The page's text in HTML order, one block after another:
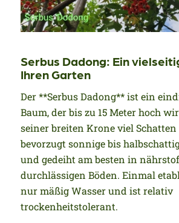
Serbus Dadong: Ein
Ihren Garten
Der **Serbus Dadong** ist ein
Baum, der bis zu 15 Meter hoch
seiner breiten Krone viel Schatten
bevorzugt sonnige bis
und gedeiht am besten in
durchlässigen Böden. Einmal
nur mäßig Wasser und ist relativ
trockenheitstolerant.